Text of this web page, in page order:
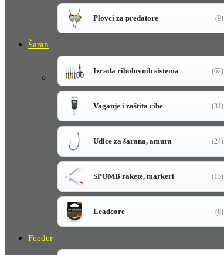
Plovci za predatore (9)
Šaran
Izrada ribolovnih sistema (62)
Vaganje i zaštita ribe (31)
Udice za šarana, amura (24)
SPOMB rakete, markeri (13)
Leadcore (8)
Feeder